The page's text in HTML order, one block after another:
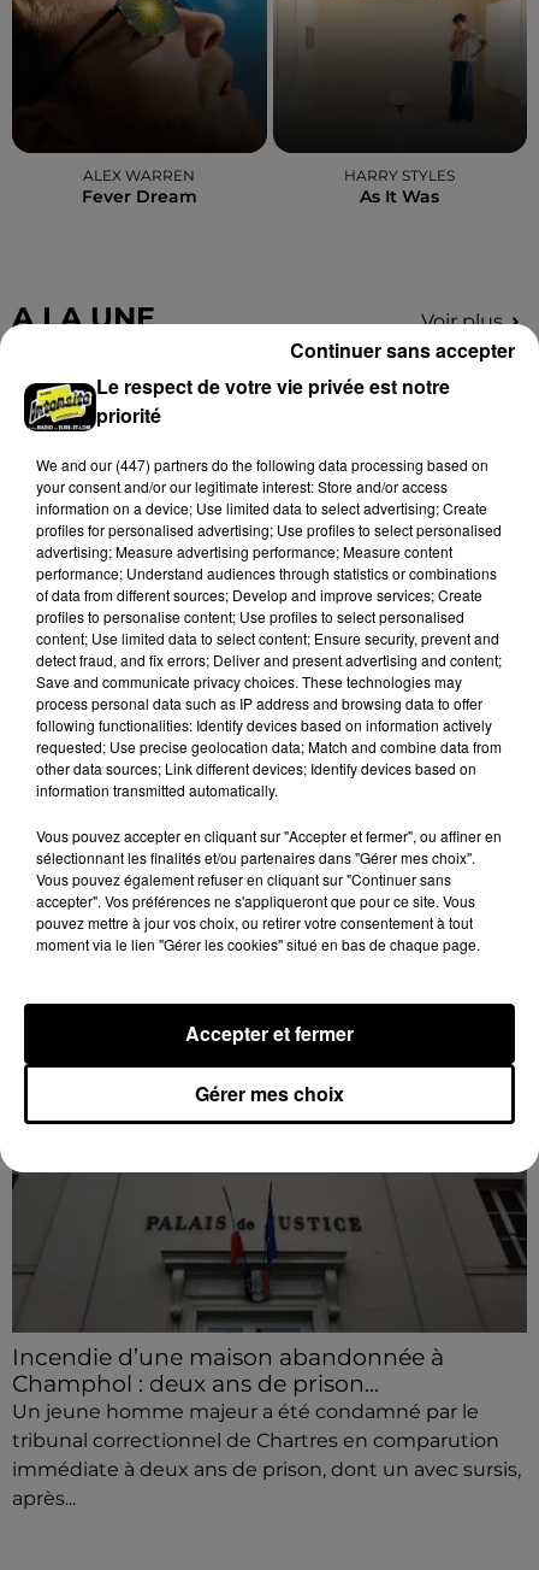
ALEX WARREN
Fever Dream
HARRY STYLES
As It Was
A LA UNE Voir plus
Loir-et-Cher : un pyromane interpellé grâce
Samedi 25 juillet, plus d'une dizaine de feux de
champs et de sous-bois ont été déclenchés dans le
secteur de Fontaine-les-Côteaux, Montoire et Lunay.
Grâce...
Incendie d’une maison abandonnée à
Champhol : deux ans de prison...
Un jeune homme majeur a été condamné par le
tribunal correctionnel de Chartres en comparution
immédiate à deux ans de prison, dont un avec sursis,
après...
Le respect de votre vie privée est notre
priorité
We and our (447) partnersdo the following data processing based on
your consent and/or our legitimate interest: Store and/or access
information on a device; Use limited data to select advertising; Create
profiles for personalised advertising; Use profiles to select personalised
advertising; Measure advertising performance; Measure content
performance; Understand audiences through statistics or combinations
of data from different sources; Develop and improve services; Create
profiles to personalise content; Use profiles to select personalised
content; Use limited data to select content; Ensure security, prevent and
detect fraud, and fix errors; Deliver and present advertising and content;
Save and communicate privacy choices. These technologies may
process personal data such as IP address and browsing data to offer
following functionalities: Identify devices based on information actively
requested; Use precise geolocation data; Match and combine data from
other data sources; Link different devices; Identify devices based on
information transmitted automatically.
Vous pouvez accepter en cliquant sur "Accepter et fermer", ou affiner en
sélectionnant les finalités et/ou partenaires dans "Gérer mes choix".
Vous pouvez également refuser en cliquant sur "Continuer sans
accepter". Vos préférences ne s'appliqueront que pour ce site. Vous
pouvez mettre à jour vos choix, ou retirer votre consentement à tout
moment via le lien "Gérer les cookies" situé en bas de chaque page.
Gérer mes choix
Accepter et fermer
Continuer sans accepter